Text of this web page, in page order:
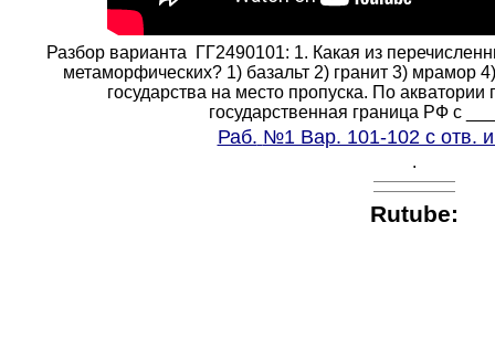
Разбор варианта ГГ2490101: 1. Какая из
метаморфических? 1) базальт 2) гранит 3) мрамор
государства на место пропуска. По
государственная граница РФ с
Раб. №1 Вар. 101-102 с отв. и
.
Rutube: